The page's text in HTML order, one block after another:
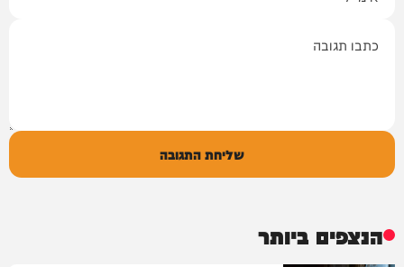
שליחת התגובה
הנצפים ביותר